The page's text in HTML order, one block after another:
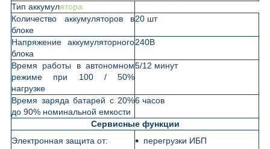
Тип аккумулятора
Количество аккумуляторов в
блоке
20 шт
Напряжение аккумуляторного
блока
240В
Время работы в автономном
режиме при 100 / 50%
нагрузке
5/12 минут
Время заряда батарей с 20%
до 90% номинальной емкости
6 часов
Сервисные функции
Электронная защита от:
перегрузки ИБП